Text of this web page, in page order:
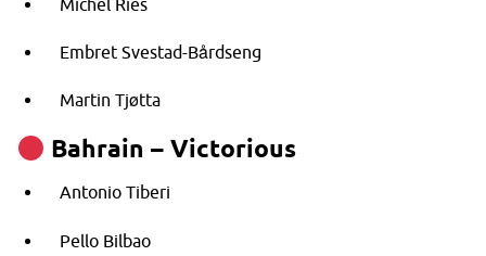
Michel Ries
Embret Svestad-Bårdseng
Martin Tjøtta
Bahrain – Victorious
Antonio Tiberi
Pello Bilbao